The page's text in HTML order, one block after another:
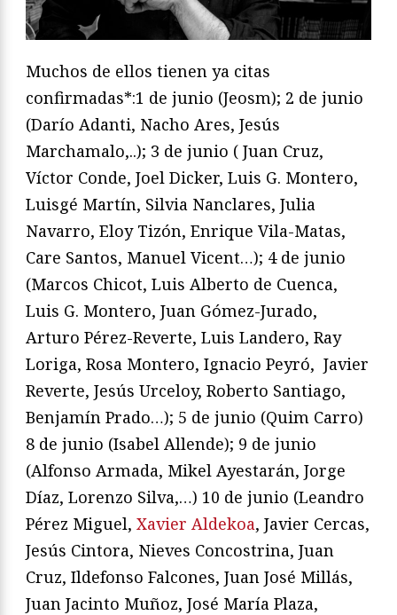
Muchos de ellos tienen ya citas
confirmadas*:1 de junio (Jeosm); 2 de junio
(Darío Adanti, Nacho Ares, Jesús
Marchamalo,..); 3 de junio ( Juan Cruz,
Víctor Conde, Joel Dicker, Luis G. Montero,
Luisgé Martín, Silvia Nanclares, Julia
Navarro, Eloy Tizón, Enrique Vila-Matas,
Care Santos, Manuel Vicent…); 4 de junio
(Marcos Chicot, Luis Alberto de Cuenca,
Luis G. Montero, Juan Gómez-Jurado,
Arturo Pérez-Reverte, Luis Landero, Ray
Loriga, Rosa Montero, Ignacio Peyró, Javier
Reverte, Jesús Urceloy, Roberto Santiago,
Benjamín Prado…); 5 de junio (Quim Carro)
8 de junio (Isabel Allende); 9 de junio
(Alfonso Armada, Mikel Ayestarán, Jorge
Díaz, Lorenzo Silva,…) 10 de junio (Leandro
Pérez Miguel, Xavier Aldekoa, Javier Cercas,
Jesús Cintora, Nieves Concostrina, Juan
Cruz, Ildefonso Falcones, Juan José Millás,
Juan Jacinto Muñoz, José María Plaza,